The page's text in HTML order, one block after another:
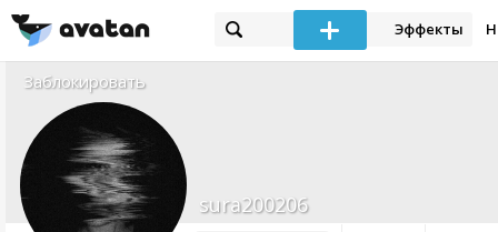
Эффекты
Заблокировать
sura200206